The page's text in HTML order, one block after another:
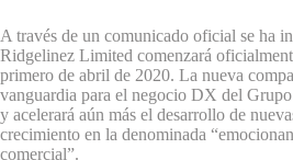
A través de un comunicado oficial se ha
Ridgelinez Limited comenzará
primero de abril de 2020. La nueva
vanguardia para el negocio DX del
y acelerará aún más el desarrollo de
crecimiento en la denominada
comercial”.